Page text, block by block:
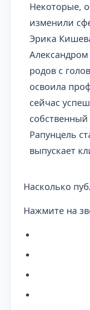
Некоторые,
изменили
Эрика
родов с
освоила
сейчас
Рапунцель
выпускает
Насколько
Нажмите на